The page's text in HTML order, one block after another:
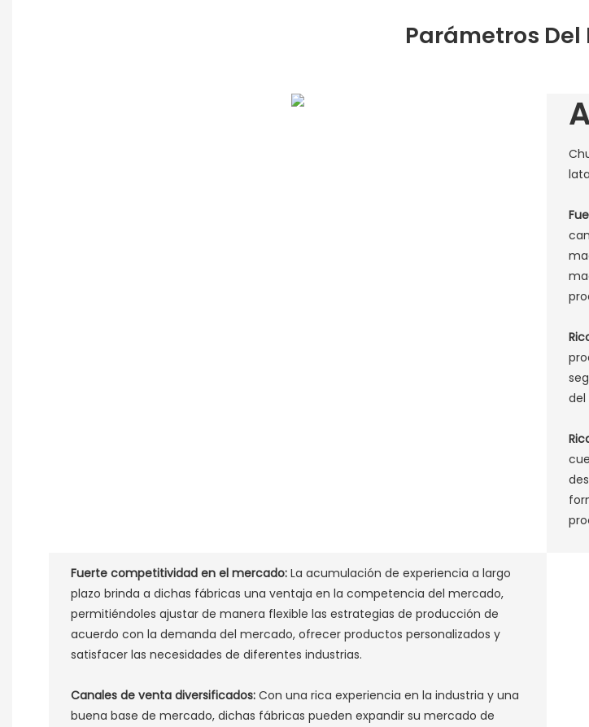
Parámetros Del
del
Fuerte competitividad en el mercado: La acumulación de experiencia a largo
plazo brinda a dichas fábricas una ventaja en la competencia del mercado,
permitiéndoles ajustar de manera flexible las estrategias de producción de
acuerdo con la demanda del mercado, ofrecer productos personalizados y
satisfacer las necesidades de diferentes industrias. ‌
Canales de venta diversificados: Con una rica experiencia en la industria y una
buena base de mercado, dichas fábricas pueden expandir su mercado de